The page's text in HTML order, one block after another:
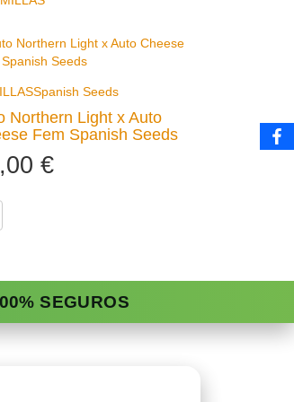
Spanish Seeds
Northern Light x Auto
Fem Spanish Seeds
€
SEGUROS